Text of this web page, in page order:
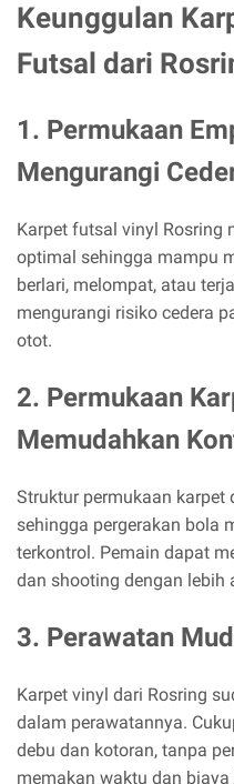
Keunggulan
Futsal dari
1. Permukaan
Mengurangi
Karpet futsal vinyl Rosring
optimal sehingga mampu
berlari, melompat, atau
mengurangi risiko cedera
otot.
2. Permukaan
Memudahkan
Struktur permukaan karpet
sehingga pergerakan bola
terkontrol. Pemain dapat
dan shooting dengan lebih
3. Perawatan
Karpet vinyl dari Rosring
dalam perawatannya.
debu dan kotoran, tanpa
memakan waktu dan biaya